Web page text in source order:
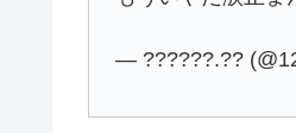
— ??????.??